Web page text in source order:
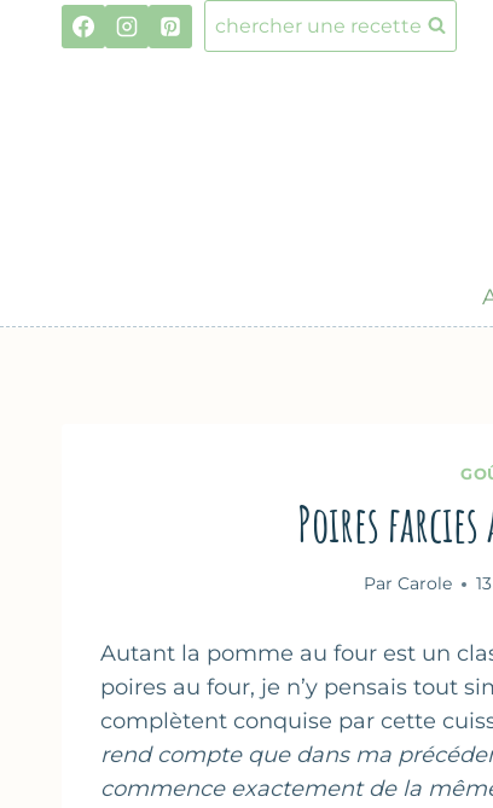
chercher une recette
Poires
Par Carole
Autant la pomme au four est un
poires au four, je n’y pensais tout
complètent conquise par cette
rend compte que dans ma
commence exactement de la